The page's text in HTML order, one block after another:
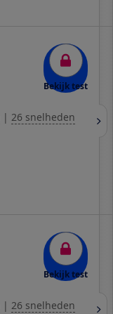
Bekijk test
| 26 snelheden
Bekijk test
| 26 snelheden